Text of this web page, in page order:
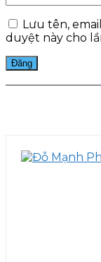
Lưu tên,
duyệt này cho